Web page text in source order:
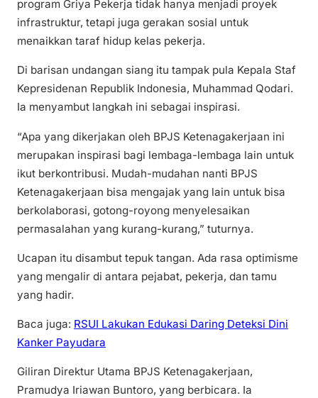
program Griya Pekerja tidak hanya menjadi proyek
infrastruktur, tetapi juga gerakan sosial untuk
menaikkan taraf hidup kelas pekerja.
Di barisan undangan siang itu tampak pula Kepala Staf
Kepresidenan Republik Indonesia, Muhammad Qodari.
Ia menyambut langkah ini sebagai inspirasi.
“Apa yang dikerjakan oleh BPJS Ketenagakerjaan ini
merupakan inspirasi bagi lembaga-lembaga lain untuk
ikut berkontribusi. Mudah-mudahan nanti BPJS
Ketenagakerjaan bisa mengajak yang lain untuk bisa
berkolaborasi, gotong-royong menyelesaikan
permasalahan yang kurang-kurang,” tuturnya.
Ucapan itu disambut tepuk tangan. Ada rasa optimisme
yang mengalir di antara pejabat, pekerja, dan tamu
yang hadir.
Baca juga: RSUI Lakukan Edukasi Daring Deteksi Dini
Kanker Payudara
Giliran Direktur Utama BPJS Ketenagakerjaan,
Pramudya Iriawan Buntoro, yang berbicara. Ia